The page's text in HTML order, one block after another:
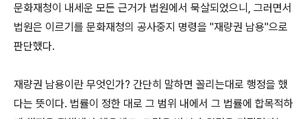
문화재청이 내세운 모든 근거가 법원에서 묵살되었으니, 그러면서
법원은 이르기를 문화재청의 공사중지 명령을 "재량권 남용"으로
판단했다.
재량권 남용이란 무엇인가? 간단히 말하면 꼴리는대로 행정을 했
다는 뜻이다. 법률이 정한 대로 그 범위 내에서 그 법률에 합목적하